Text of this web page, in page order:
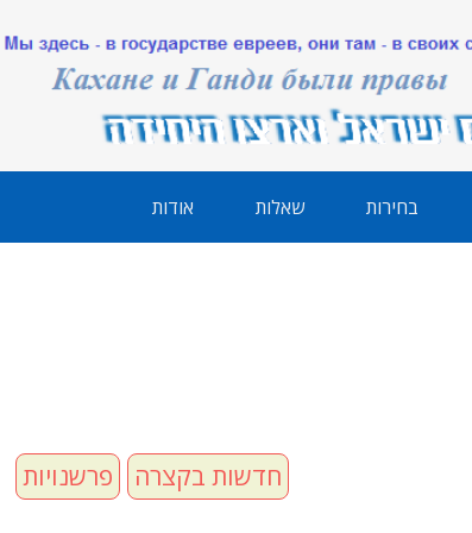
בחירות שאלות אודות
פרשנויות חדשות בקצרה